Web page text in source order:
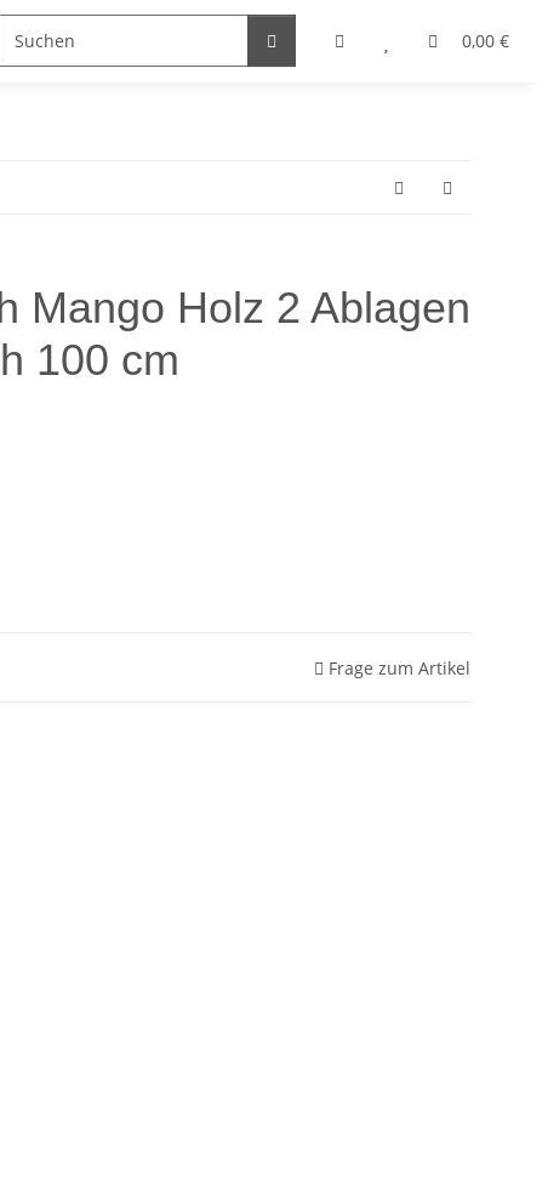
0,00 €
Edelstahl Schmuck Möbel Serien
Mango Holz 2 Ablagen
100 cm
Frage zum Artikel